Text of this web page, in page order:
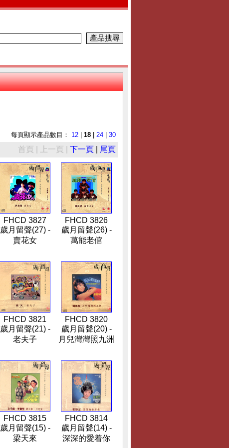
每頁顯示產品數目： 12 18 24 30
首頁 | 上一頁 | 下一頁 尾頁
FHCD 3827
歲月留聲(27) -
賣花女
FHCD 3826
歲月留聲(26) -
萬能老倌
FHCD 3821
歲月留聲(21) -
老夫子
FHCD 3820
歲月留聲(20) -
月兒灣灣照九洲
FHCD 3815
歲月留聲(15) -
梁天來
FHCD 3814
歲月留聲(14) -
深深的愛着你